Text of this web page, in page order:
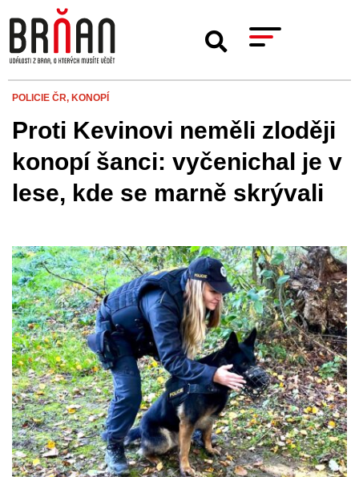
POLICIE ČR, KONOPÍ
Proti Kevinovi neměli zloději
konopí šanci: vyčenichal je v
lese, kde se marně skrývali